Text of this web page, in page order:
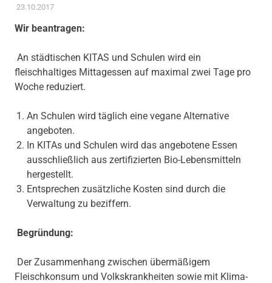
23.10.2017ADMIN
AKTUELLES
THEMEN
Wir beantragen:
An städtischen KITAS und Schulen wird ein
fleischhaltiges Mittagessen auf maximal zwei Tage pro
Woche reduziert.
An Schulen wird täglich eine vegane Alternative
angeboten.
In KITAs und Schulen wird das angebotene Essen
ausschließlich aus zertifizierten Bio-Lebensmitteln
hergestellt.
Entsprechen zusätzliche Kosten sind durch die
Verwaltung zu beziffern.
Begründung:
Der Zusammenhang zwischen übermäßigem
Fleischkonsum und Volkskrankheiten sowie mit Klima-